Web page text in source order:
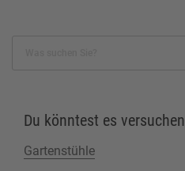
Du könntest es versuchen
Gartenstühle